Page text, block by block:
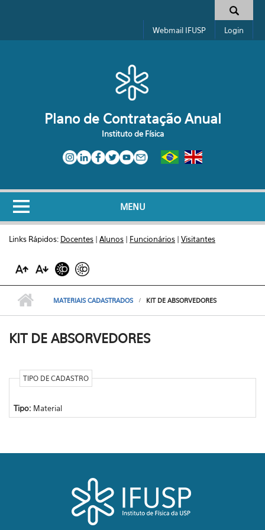
Formulário de busca
Webmail IFUSP Login
Plano de Contratação Anual
Instituto de Física
MENU
Links Rápidos: Docentes | Alunos | Funcionários | Visitantes
MATERIAIS CADASTRADOS KIT DE ABSORVEDORES
KIT DE ABSORVEDORES
TIPO DE CADASTRO
Tipo: Material